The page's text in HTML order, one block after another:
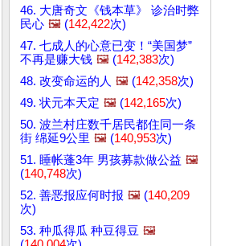
46. 大唐奇文《钱本草》 诊治时弊
民心 🖼️ (142,422次)
47. 七成人的心意已变！“美国梦”
不再是赚大钱 🖼️ (142,383次)
48. 改变命运的人 🖼️ (142,358次)
49. 状元本天定 🖼️ (142,165次)
50. 波兰村庄数千居民都住同一条
街 绵延9公里 🖼️ (140,953次)
51. 睡帐蓬3年 男孩募款做公益 🖼️
(140,748次)
52. 善恶报应何时报 🖼️ (140,209
次)
53. 种瓜得瓜 种豆得豆 🖼️